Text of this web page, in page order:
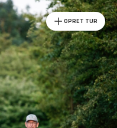
OPRET TUR